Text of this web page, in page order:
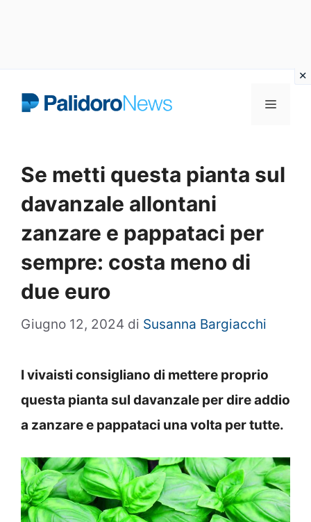
Menu
Se metti questa pianta sul
davanzale allontani
zanzare e pappataci per
sempre: costa meno di
due euro
Giugno 12, 2024 di Susanna Bargiacchi
I vivaisti consigliano di mettere proprio
questa pianta sul davanzale per dire addio
a zanzare e pappataci una volta per tutte.